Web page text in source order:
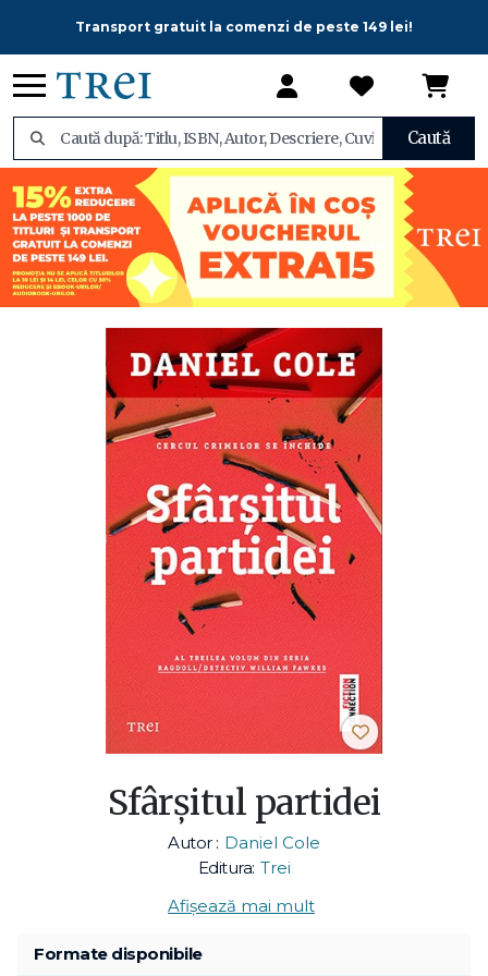
Transport gratuit la comenzi de peste 149 lei!
Caută
Sfârșitul partidei
Autor : Daniel Cole
Editura: Trei
Afișează mai mult
Formate disponibile